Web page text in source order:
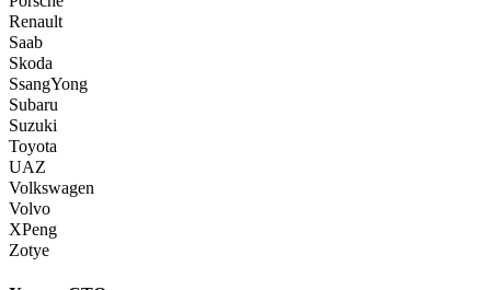
Renault
Saab
Skoda
SsangYong
Subaru
Suzuki
Toyota
UAZ
Volkswagen
Volvo
XPeng
Zotye